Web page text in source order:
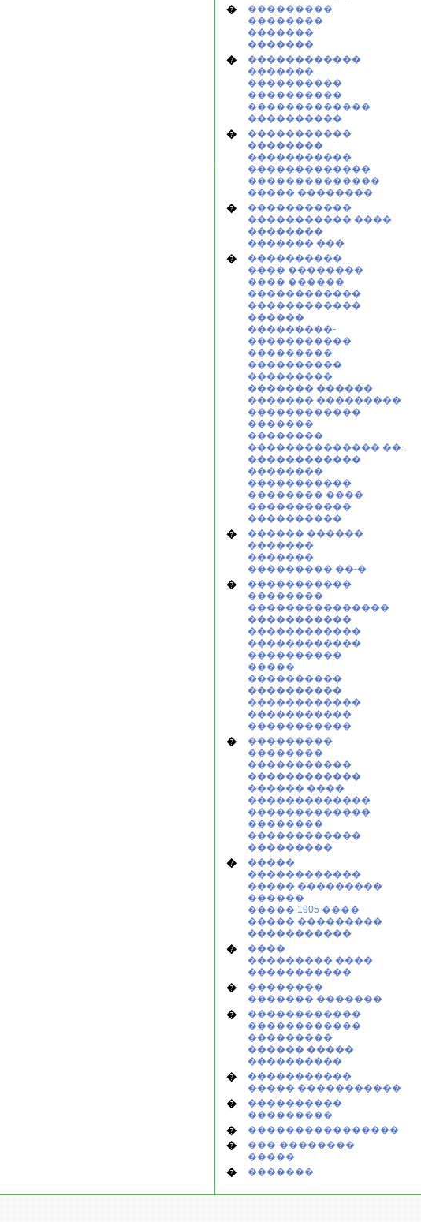
�
���������
��������
�������
�������
�
������������
�������
����������
����������
�������������
����������
�
�����������
��������
�����������
�������������
��������������
����� ��������
�
�����������
����������� ����
��������
������� ���
�
����������
���� ��������
���� ������
������������
������������
������
���������-
�����������
���������
����������
���������
������� ������
������� ���������
������������
�������
��������
�������������� ��.
������������
��������
�����������
�������� ����
�����������
����������
�
������ ������
�������
�������
��������� ��-�
�
�����������
��������
���������������
�����������
������������
������������
����������
�����
����������
����������
������������
�����������
�����������
�
���������
��������
�����������
������������
������ ����
�������������
�������������
��������
������������
���������
�
�����
������������
����� ���������
������
����� 1905 ����
����� ���������
�����������
�
����
��������� ����
�����������
�
��������
������� �������
�
������������
������������
���������
������ �����
����������
�
�����������
����� �����������
�
����������
���������
� ����������������
�
���-��������
�����
� �������